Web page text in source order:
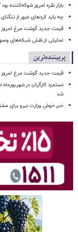
بازار نقره امروز شوکه‌کننده
چه باید کردهای عبور از
قیمت جدید گوشت مرغ امروز ۱۷ مرداد ۱۴۰۵/ مرغ کامل کیلویی چند شد؟ + جدول
تحلیلی از نقش شبکه‌های وصول
پربیننده‌ترین
قیمت جدید گوشت مرغ امروز ۱۷ مرداد ۱۴۰۵/ مرغ کامل کیلویی چند شد؟ + جدول
دستمزد کارگران در
شد
خبر خوش وزارت نیرو برای